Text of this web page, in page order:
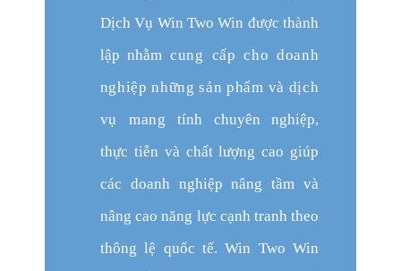
Dịch Vụ Win Two Win được thành
lậpnhằmcung cấp cho doanh
nghiệp những sản phẩm và dịch
vụ mangtính chuyênnghiệp,
thực tiễn và chất lượngcao giúp
các doanh nghiệp nâng tầm và
nâng cao năng lực cạnh tranh theo
thông lệ quốc tế. Win Two Win